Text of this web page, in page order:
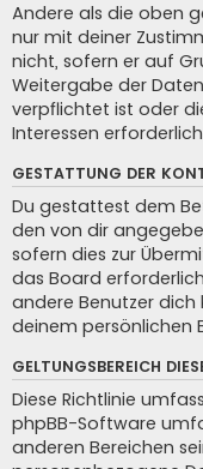
Andere als die oben
nur mit deiner
nicht, sofern er auf
Weitergabe der
verpflichtet ist oder
Interessen
GESTATTUNG DER
Du gestattest dem
den von dir
sofern dies zur
das Board
andere Benutzer dich
deinem persönlichen
GELTUNGSBEREICH
Diese Richtlinie
phpBB-Software
anderen Bereichen